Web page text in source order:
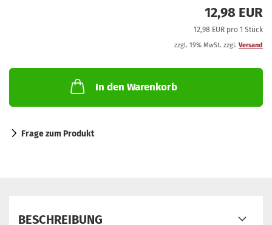
12,98 EUR
12,98 EUR pro 1 Stück
zzgl. 19% MwSt. zzgl. Versand
In den Warenkorb
Frage zum Produkt
BESCHREIBUNG